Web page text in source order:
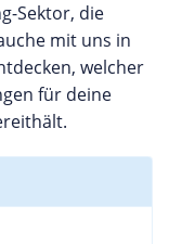
Sektor, die
mit uns in
welcher
für deine